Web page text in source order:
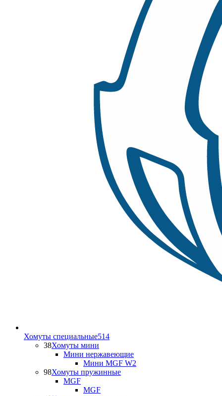
Хомуты специальные514
38Хомуты мини
Мини нержавеющие
Мини MGF W2
98Хомуты пружинные
MGF
MGF